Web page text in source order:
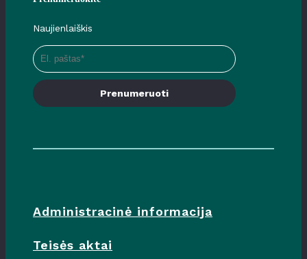
Naujienlaiškis
Prenumeruoti
Administracinė informacija
Teisės aktai